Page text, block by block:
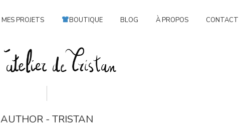
MES PROJETS BOUTIQUE BLOG À PROPOS CONTACT
AUTHOR - TRISTAN